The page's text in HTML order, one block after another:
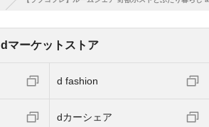
dマーケットストア
d fashion
dカーシェア